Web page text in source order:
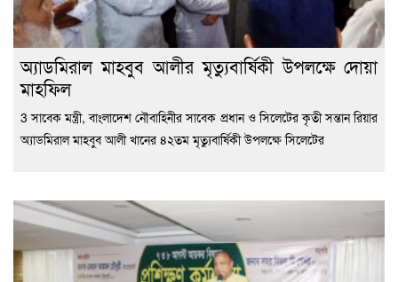
অ্যাডমিরাল মাহবুব আলীর মৃত্যুবার্ষিকী উপলক্ষে দোয়া
মাহফিল
3 সাবেক মন্ত্রী, বাংলাদেশ নৌবাহিনীর সাবেক প্রধান ও সিলেটের কৃতী সন্তান রিয়ার
অ্যাডমিরাল মাহবুব আলী খানের ৪২তম মৃত্যুবার্ষিকী উপলক্ষে সিলেটের